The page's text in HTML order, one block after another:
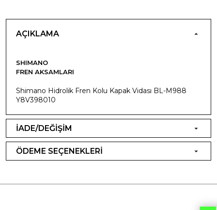
AÇIKLAMA
SHIMANO
FREN AKSAMLARI
Shimano Hidrolik Fren Kolu Kapak Vidası BL-M988
Y8V398010
İADE/DEĞİŞİM
ÖDEME SEÇENEKLERİ